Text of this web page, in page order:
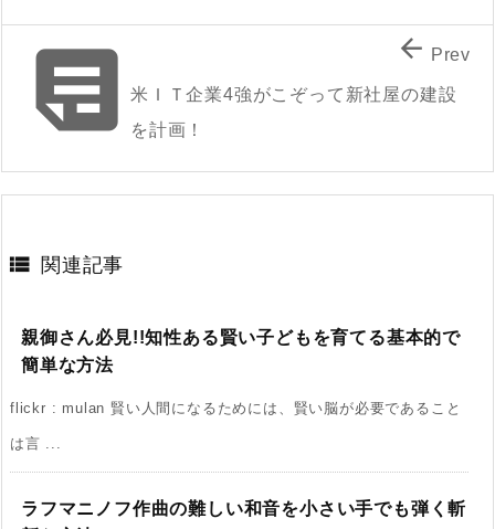
米ＩＴ企業4強がこぞって新社屋の建設
を計画！
 Prev
 関連記事
親御さん必見!!知性ある賢い子どもを育てる基本的で
簡単な方法
flickr : mulan 賢い人間になるためには、賢い脳が必要であること
は言 ...
ラフマニノフ作曲の難しい和音を小さい手でも弾く斬